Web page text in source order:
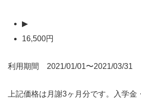
▶
16,500円
利用期間 2021/01/01〜2021/03/31
上記価格は月謝3ヶ月分です。入学